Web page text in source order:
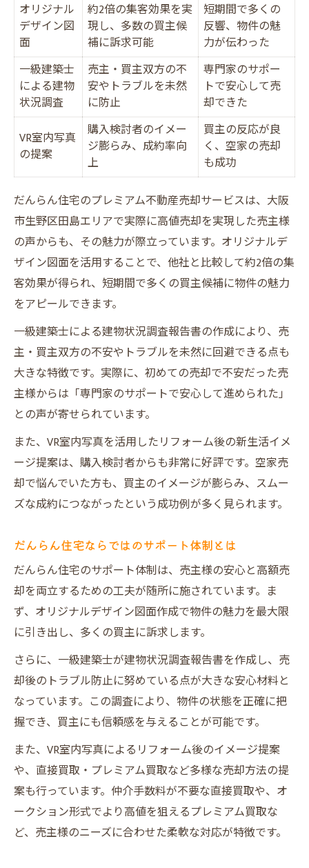
オリジナル
デザイン図
面
約2倍の集客効果を実
現し、多数の買主候
補に訴求可能
短期間で多くの
反響、物件の魅
力が伝わった
一級建築士
による建物
状況調査
売主・買主双方の不
安やトラブルを未然
に防止
専門家のサポー
トで安心して売
却できた
VR室内写真
の提案
購入検討者のイメー
ジ膨らみ、成約率向
上
買主の反応が良
く、空家の売却
も成功
だんらん住宅のプレミアム不動産売却サービスは、大阪
市生野区田島エリアで実際に高値売却を実現した売主様
の声からも、その魅力が際立っています。オリジナルデ
ザイン図面を活用することで、他社と比較して約2倍の集
客効果が得られ、短期間で多くの買主候補に物件の魅力
をアピールできます。
一級建築士による建物状況調査報告書の作成により、売
主・買主双方の不安やトラブルを未然に回避できる点も
大きな特徴です。実際に、初めての売却で不安だった売
主様からは「専門家のサポートで安心して進められた」
との声が寄せられています。
また、VR室内写真を活用したリフォーム後の新生活イメ
ージ提案は、購入検討者からも非常に好評です。空家売
却で悩んでいた方も、買主のイメージが膨らみ、スムー
ズな成約につながったという成功例が多く見られます。
だんらん住宅ならではのサポート体制とは
だんらん住宅のサポート体制は、売主様の安心と高額売
却を両立するための工夫が随所に施されています。ま
ず、オリジナルデザイン図面作成で物件の魅力を最大限
に引き出し、多くの買主に訴求します。
さらに、一級建築士が建物状況調査報告書を作成し、売
却後のトラブル防止に努めている点が大きな安心材料と
なっています。この調査により、物件の状態を正確に把
握でき、買主にも信頼感を与えることが可能です。
また、VR室内写真によるリフォーム後のイメージ提案
や、直接買取・プレミアム買取など多様な売却方法の提
案も行っています。仲介手数料が不要な直接買取や、オ
ークション形式でより高値を狙えるプレミアム買取な
ど、売主様のニーズに合わせた柔軟な対応が特徴です。